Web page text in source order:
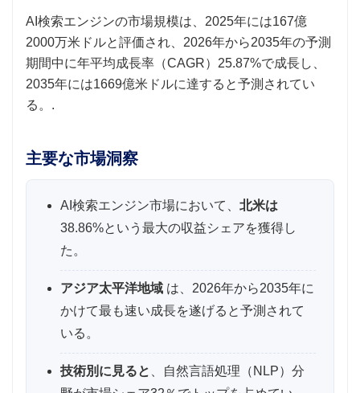
AI検索エンジンの市場規模は、2025年には167億
2000万米ドルと評価され、2026年から2035年の予測
期間中に年平均成長率（CAGR）25.87%で成長し、
2035年には1669億米ドルに達すると予測されてい
る。.
主要な市場洞察
AI検索エンジン市場において、 北米は
38.86%という最大の収益シェアを獲得し
た。
アジア太平洋地域 は、2026年から2035年に
かけて最も速い成長を遂げると予測されて
いる。
技術別に見ると
、自然言語処理（NLP）分